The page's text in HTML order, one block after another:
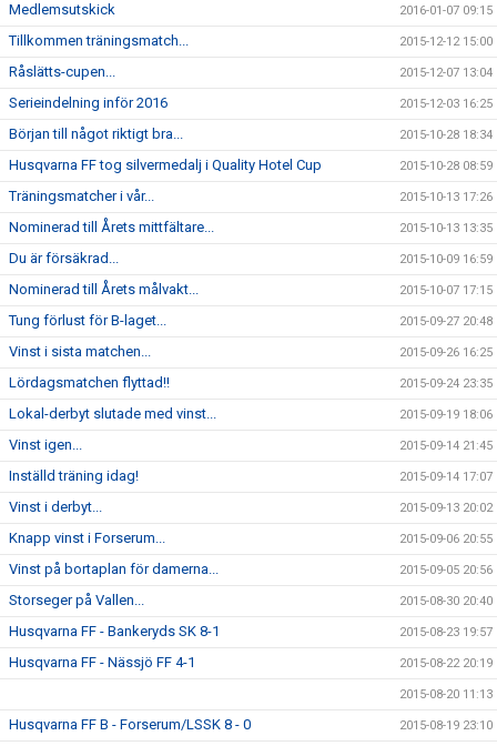
Medlemsutskick 2016-01-07 09:15
Tillkommen träningsmatch... 2015-12-12 15:00
Råslätts-cupen... 2015-12-07 13:04
Serieindelning inför 2016 2015-12-03 16:25
Början till något riktigt bra... 2015-10-28 18:34
Husqvarna FF tog silvermedalj i Quality Hotel Cup 2015-10-28 08:59
Träningsmatcher i vår... 2015-10-13 17:26
Nominerad till Årets mittfältare... 2015-10-13 13:35
Du är försäkrad... 2015-10-09 16:59
Nominerad till Årets målvakt... 2015-10-07 17:15
Tung förlust för B-laget... 2015-09-27 20:48
Vinst i sista matchen... 2015-09-26 16:25
Lördagsmatchen flyttad!! 2015-09-24 23:35
Lokal-derbyt slutade med vinst... 2015-09-19 18:06
Vinst igen... 2015-09-14 21:45
Inställd träning idag! 2015-09-14 17:07
Vinst i derbyt... 2015-09-13 20:02
Knapp vinst i Forserum... 2015-09-06 20:55
Vinst på bortaplan för damerna... 2015-09-05 20:56
Storseger på Vallen... 2015-08-30 20:40
Husqvarna FF - Bankeryds SK 8-1 2015-08-23 19:57
Husqvarna FF - Nässjö FF 4-1 2015-08-22 20:19
2015-08-20 11:13
Husqvarna FF B - Forserum/LSSK 8 - 0 2015-08-19 23:10